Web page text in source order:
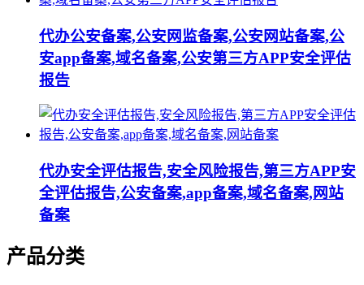
代办公安备案,公安网监备案,公安网站备案,公
安app备案,域名备案,公安第三方APP安全评估
报告
代办安全评估报告,安全风险报告,第三方APP安
全评估报告,公安备案,app备案,域名备案,网站
备案
产品分类